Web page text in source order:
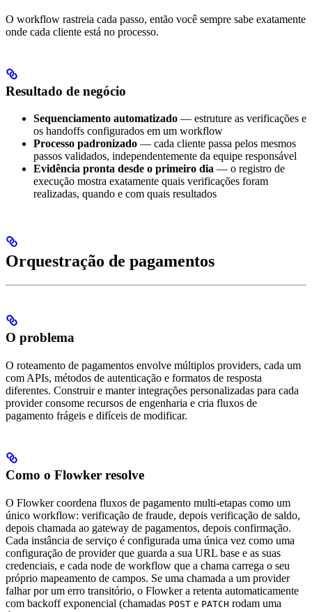
O workflow rastreia cada passo, então você sempre sabe exatamente
onde cada cliente está no processo.
Resultado de negócio
Sequenciamento automatizado — estruture as verificações e
os handoffs configurados em um workflow
Processo padronizado — cada cliente passa pelos mesmos
passos validados, independentemente da equipe responsável
Evidência pronta desde o primeiro dia — o registro de
execução mostra exatamente quais verificações foram
realizadas, quando e com quais resultados
Orquestração de pagamentos
O problema
O roteamento de pagamentos envolve múltiplos providers, cada um
com APIs, métodos de autenticação e formatos de resposta
diferentes. Construir e manter integrações personalizadas para cada
provider consome recursos de engenharia e cria fluxos de
pagamento frágeis e difíceis de modificar.
Como o Flowker resolve
O Flowker coordena fluxos de pagamento multi-etapas como um
único workflow: verificação de fraude, depois verificação de saldo,
depois chamada ao gateway de pagamentos, depois confirmação.
Cada instância de serviço é configurada uma única vez como uma
configuração de provider que guarda a sua URL base e as suas
credenciais, e cada node de workflow que a chama carrega o seu
próprio mapeamento de campos. Se uma chamada a um provider
falhar por um erro transitório, o Flowker a retenta automaticamente
com backoff exponencial (chamadas POST e PATCH rodam uma